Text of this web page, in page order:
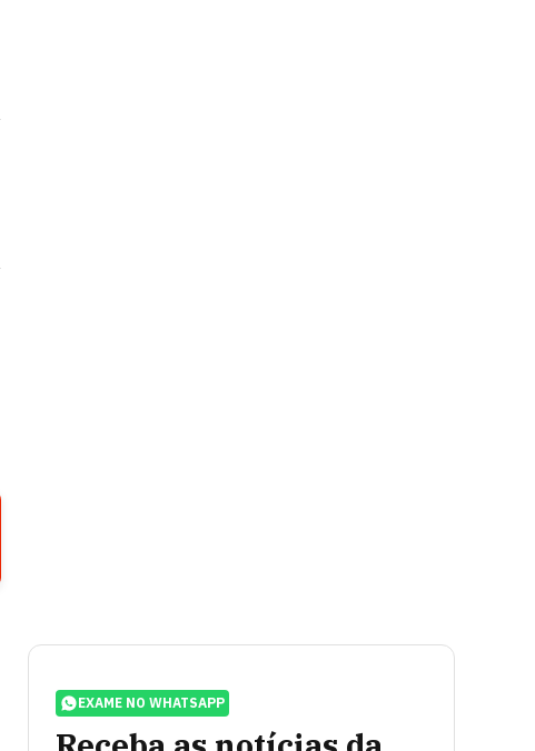
EXAME NO WHATSAPP